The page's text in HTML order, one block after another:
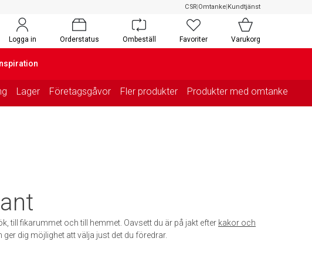
CSR|Omtanke|Kundtjänst
Logga in Orderstatus Ombeställ Favoriter Varukorg
Inspiration
Lager Företagsgåvor Fler produkter Produkter med omtanke
till fikarummet och till hemmet. Oavsett du är på jakt efter kakor och
dig möjlighet att välja just det du föredrar.